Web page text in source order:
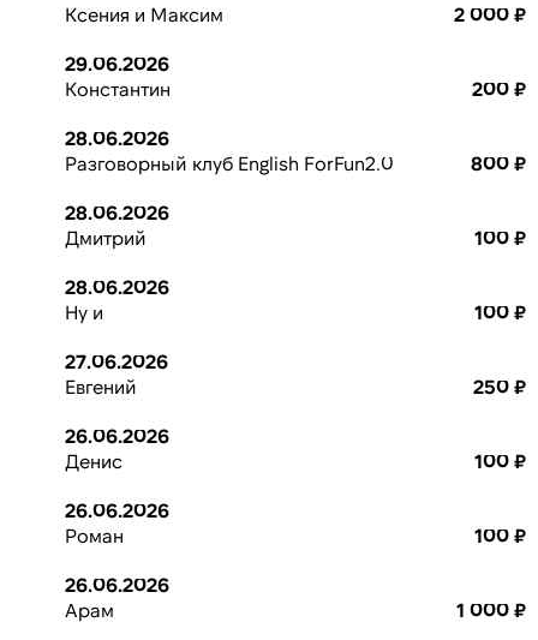
Ксения и Максим
2 000 ₽
29.06.2026
Константин
200 ₽
28.06.2026
Разговорный клуб English ForFun2.0
800 ₽
28.06.2026
Дмитрий
100 ₽
28.06.2026
Ну и
100 ₽
27.06.2026
Евгений
250 ₽
26.06.2026
Денис
100 ₽
26.06.2026
Роман
100 ₽
26.06.2026
Арам
1 000 ₽